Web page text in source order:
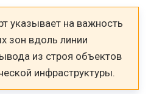
указывает на важность
зон вдоль линии
из строя объектов
инфраструктуры.